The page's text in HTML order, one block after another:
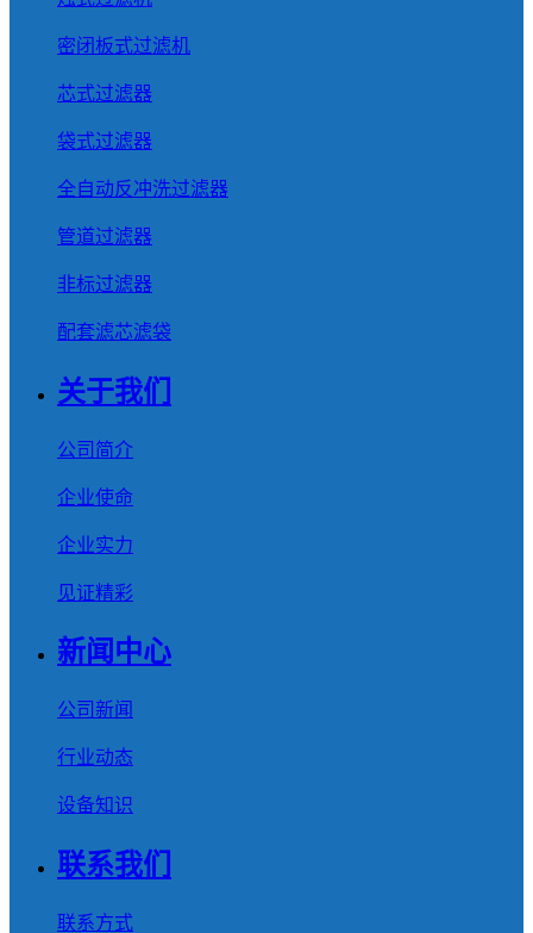
密闭板式过滤机
芯式过滤器
袋式过滤器
全自动反冲洗过滤器
管道过滤器
非标过滤器
配套滤芯滤袋
关于我们
公司简介
企业使命
企业实力
见证精彩
新闻中心
公司新闻
行业动态
设备知识
联系我们
联系方式